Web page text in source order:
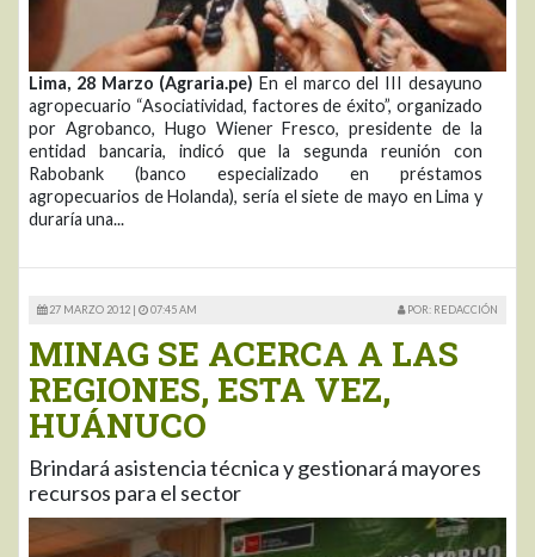
Lima, 28 Marzo (Agraria.pe) En el marco del III desayuno
agropecuario “Asociatividad, factores de éxito”, organizado
por Agrobanco, Hugo Wiener Fresco, presidente de la
entidad bancaria, indicó que la segunda reunión con
Rabobank (banco especializado en préstamos
agropecuarios de Holanda), sería el siete de mayo en Lima y
duraría una...
27 MARZO 2012 | 07:45 AM POR: REDACCIÓN
MINAG SE ACERCA A LAS
REGIONES, ESTA VEZ,
HUÁNUCO
Brindará asistencia técnica y gestionará mayores
recursos para el sector